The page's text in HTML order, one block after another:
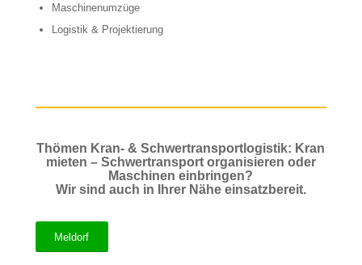
Maschinenumzüge
Logistik & Projektierung
Thömen Kran- & Schwertransportlogistik: Kran
mieten – Schwertransport organisieren oder
Maschinen einbringen?
Wir sind auch in Ihrer Nähe einsatzbereit.
Meldorf